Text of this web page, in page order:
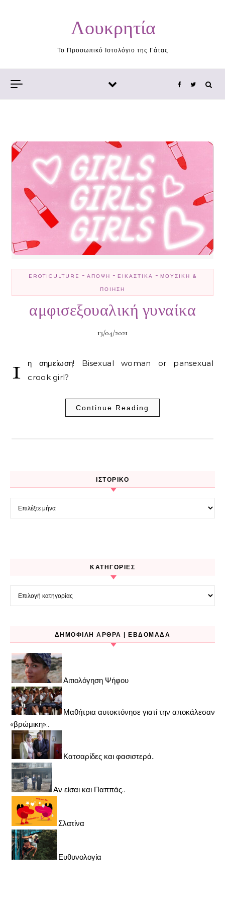
Λουκρητία
Το Προσωπικό Ιστολόγιο της Γάτας
EROTICULTURE - ΆΠΟΨΗ - ΕΙΚΑΣΤΙΚΆ - ΜΟΥΣΙΚΉ &
ΠΟΊΗΣΗ
αμφισεξουαλική γυναίκα
13/04/2021
1
η σημείωση! Bisexual woman or pansexual
crook girl?
Continue Reading
ΙΣΤΟΡΙΚΌ
Ιστορικό
KΑΤΗΓΟΡΊΕΣ
Kατηγορίες
ΔΗΜΟΦΙΛΉ ΆΡΘΡΑ | ΕΒΔΟΜΆΔΑ
Αιτιολόγηση Ψήφου
Μαθήτρια αυτοκτόνησε γιατί την αποκάλεσαν
«βρώμικη»..
Κατσαρίδες και φασιστερά..
Αν είσαι και Παππάς..
Σλατίνα
Ευθυνολογία